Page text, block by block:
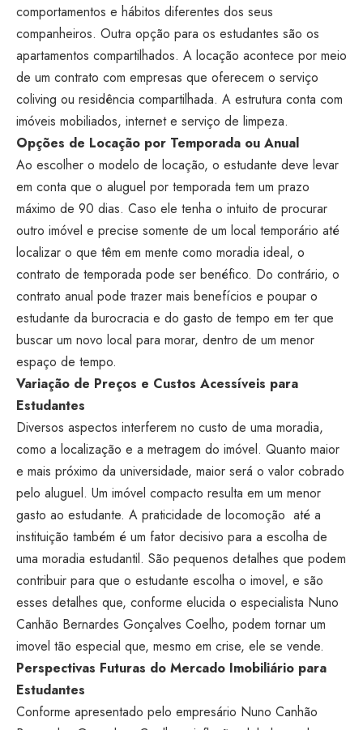
comportamentos e hábitos diferentes dos seus
companheiros. Outra opção para os estudantes são os
apartamentos compartilhados. A locação acontece por meio
de um contrato com empresas que oferecem o serviço
coliving ou residência compartilhada. A estrutura conta com
imóveis mobiliados, internet e serviço de limpeza.
Opções de Locação por Temporada ou Anual
Ao escolher o modelo de locação, o estudante deve levar
em conta que o aluguel por temporada tem um prazo
máximo de 90 dias. Caso ele tenha o intuito de procurar
outro imóvel e precise somente de um local temporário até
localizar o que têm em mente como moradia ideal, o
contrato de temporada pode ser benéfico. Do contrário, o
contrato anual pode trazer mais benefícios e poupar o
estudante da burocracia e do gasto de tempo em ter que
buscar um novo local para morar, dentro de um menor
espaço de tempo.
Variação de Preços e Custos Acessíveis para
Estudantes
Diversos aspectos interferem no custo de uma moradia,
como a localização e a metragem do imóvel. Quanto maior
e mais próximo da universidade, maior será o valor cobrado
pelo aluguel. Um imóvel compacto resulta em um menor
gasto ao estudante. A praticidade de locomoção até a
instituição também é um fator decisivo para a escolha de
uma moradia estudantil. São pequenos detalhes que podem
contribuir para que o estudante escolha o imovel, e são
esses detalhes que, conforme elucida o especialista Nuno
Canhão Bernardes Gonçalves Coelho, podem tornar um
imovel tão especial que, mesmo em crise, ele se vende.
Perspectivas Futuras do Mercado Imobiliário para
Estudantes
Conforme apresentado pelo empresário Nuno Canhão